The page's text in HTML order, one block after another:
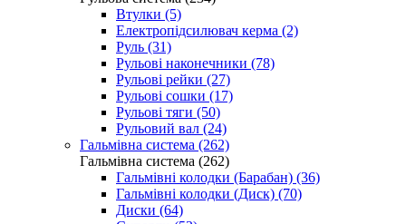
Втулки (5)
Електропідсилювач керма (2)
Руль (31)
Рульові наконечники (78)
Рульові рейки (27)
Рульові сошки (17)
Рульові тяги (50)
Рульовий вал (24)
Гальмівна система (262)
Гальмівна система (262)
Гальмівні колодки (Барабан) (36)
Гальмівні колодки (Диск) (70)
Диски (64)